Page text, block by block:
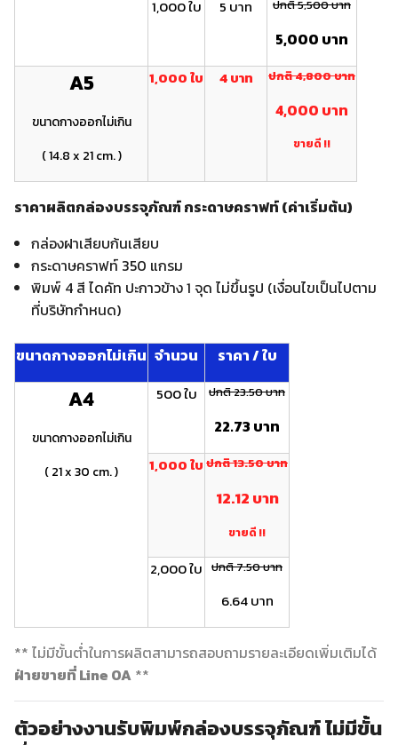
1,000 ใบ 5 บาท ปกติ 5,500 บาท
5,000 บาท
A5
ขนาดกางออกไม่เกิน
( 14.8 x 21 cm. )
1,000 ใบ 4 บาท ปกติ 4 ,800 บาท
4 ,000 บาท
ขายดี !!
ราคาผลิตกล่องบรรจุภัณฑ์ กระดาษคราฟท์ (ค่าเริ่มต้น)
กล่องฝาเสียบก้นเสียบ
กระดาษคราฟท์ 350 แกรม
พิมพ์ 4 สี ไดคัท ปะกาวข้าง 1 จุด ไม่ขึ้นรูป (เงื่อนไขเป็นไปตาม
ที่บริษัทกำหนด)
ขนาดกางออกไม่เกิน จำนวน ราคา / ใบ
A4
ขนาดกางออกไม่เกิน
( 21 x 30 cm. )
500 ใบ ปกติ 23.50 บาท
22.73 บาท
1,000 ใบ ปกติ 13.50 บาท
12.12 บาท
ขายดี !!
2,000 ใบ ปกติ 7.50 บาท
6.64 บาท
** ไม่มีขั้นต่ำในการผลิตสามารถสอบถามรายละเอียดเพิ่มเติมได้
ฝ่ายขายที่ Line OA **
ตัวอย่างงานรับพิมพ์กล่องบรรจุภัณฑ์ ไม่มีขั้น